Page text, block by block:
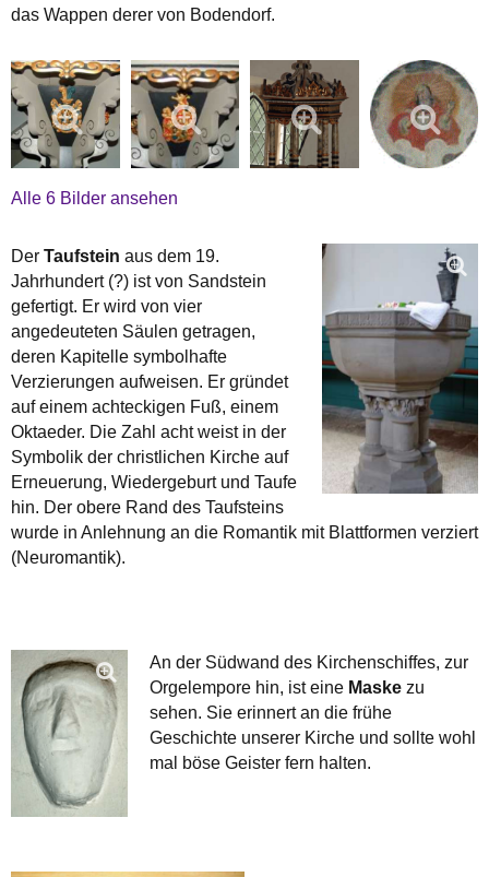
das Wappen derer von Bodendorf.
Alle 6 Bilder ansehen
Der Taufstein aus dem 19.
Jahrhundert (?) ist von Sandstein
gefertigt. Er wird von vier
angedeuteten Säulen getragen,
deren Kapitelle symbolhafte
Verzierungen aufweisen. Er gründet
auf einem achteckigen Fuß, einem
Oktaeder. Die Zahl acht weist in der
Symbolik der christlichen Kirche auf
Erneuerung, Wiedergeburt und Taufe
hin. Der obere Rand des Taufsteins
wurde in Anlehnung an die Romantik mit Blattformen verziert
(Neuromantik).
An der Südwand des Kirchenschiffes, zur
Orgelempore hin, ist eine Maske zu
sehen. Sie erinnert an die frühe
Geschichte unserer Kirche und sollte wohl
mal böse Geister fern halten.